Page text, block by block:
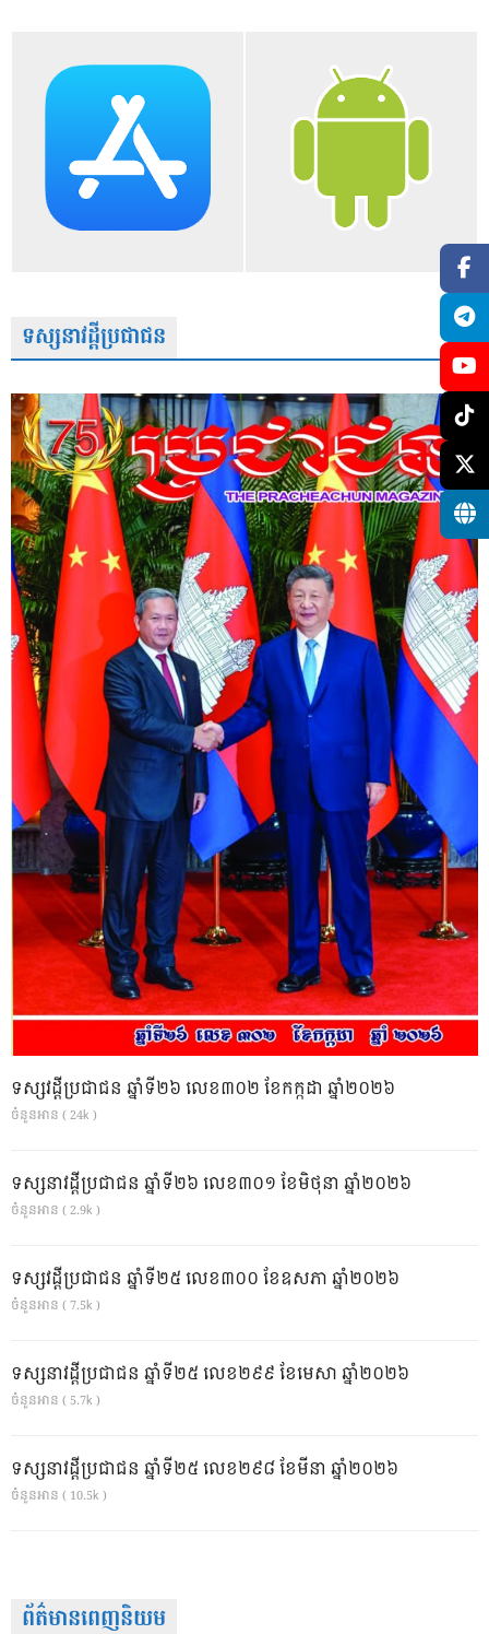
ទស្សនាវដ្តីប្រជាជន
ទស្សវដ្តីប្រជាជន ឆ្នាំទី២៦ លេខ៣០២ ខែកក្កដា ឆ្នាំ២០២៦
ចំនួនអាន ( 24k )
ទស្សនាវដ្ដីប្រជាជន ឆ្នាំទី២៦ លេខ៣០១ ខែមិថុនា ឆ្នាំ២០២៦
ចំនួនអាន ( 2.9k )
ទស្សវដ្តីប្រជាជន ឆ្នាំទី២៥ លេខ៣០០ ខែឧសភា ឆ្នាំ២០២៦
ចំនួនអាន ( 7.5k )
ទស្សនាវដ្ដីប្រជាជន ឆ្នាំទី២៥ លេខ២៩៩ ខែមេសា ឆ្នាំ២០២៦
ចំនួនអាន ( 5.7k )
ទស្សនាវដ្ដីប្រជាជន ឆ្នាំទី២៥ លេខ២៩៨ ខែមីនា ឆ្នាំ២០២៦
ចំនួនអាន ( 10.5k )
ព័ត៌មានពេញនិយម